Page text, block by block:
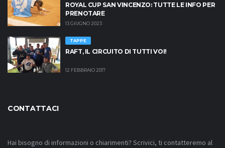
ROYAL CUP SAN VINCENZO: TUTTE LE INFO PER
PRENOTARE
13 GIUGNO 2023
TAPPE
RAFT, IL CIRCUITO DI TUTTI VOI!
12 FEBBRAIO 2017
CONTATTACI
Hai bisogno di informazioni o chiarimenti? Scrivici, ti contatteremo al